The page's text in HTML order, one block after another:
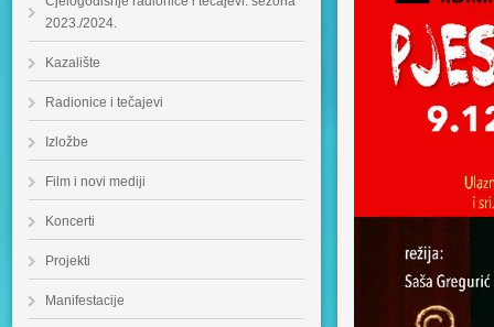
2023./2024.
Kazalište
Radionice i tečajevi
Izložbe
Film i novi mediji
Koncerti
Projekti
Manifestacije